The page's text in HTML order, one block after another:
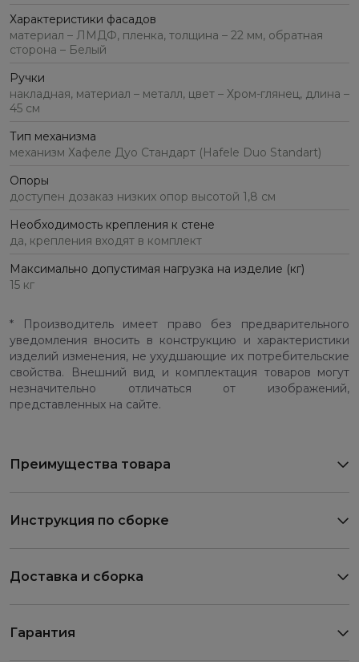
Характеристики фасадов
материал – ЛМДФ, пленка, толщина – 22 мм, обратная
сторона – Белый
Ручки
накладная, материал – металл, цвет – Хром-глянец, длина –
45 см
Тип механизма
механизм Хафеле Дуо Стандарт (Hafele Duo Standart)
Опоры
доступен дозаказ низких опор высотой 1,8 см
Необходимость крепления к стене
да, крепления входят в комплект
Максимально допустимая нагрузка на изделие (кг)
15 кг
* Производитель имеет право без предварительного
уведомления вносить в конструкцию и характеристики
изделий изменения, не ухудшающие их потребительские
свойства. Внешний вид и комплектация товаров могут
незначительно отличаться от изображений,
представленных на сайте.
Преимущества товара
Инструкция по сборке
Доставка и сборка
Гарантия